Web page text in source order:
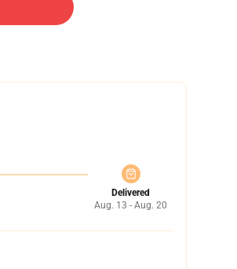
Delivered
Aug. 13 - Aug. 20